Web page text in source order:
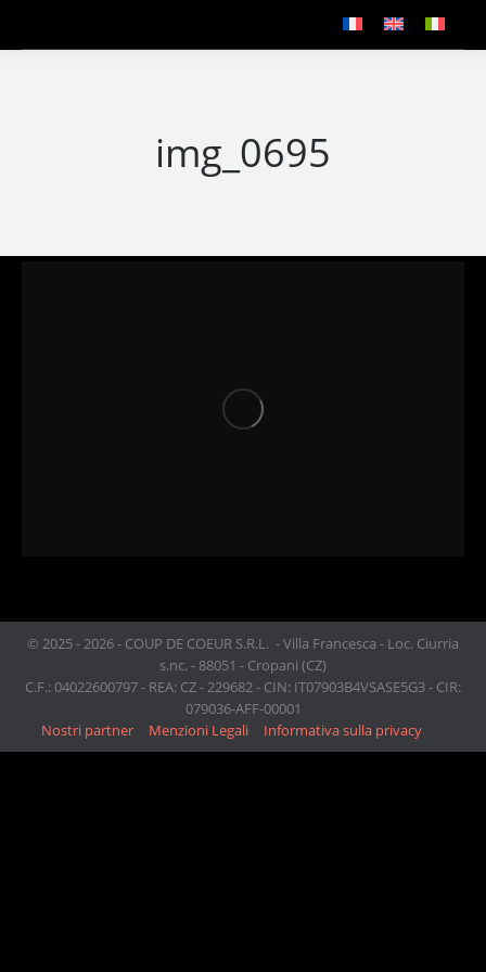
img_0695
© 2025 - 2026 - COUP DE COEUR S.R.L. - Villa Francesca - Loc. Ciurria
s.nc. - 88051 - Cropani (CZ)
C.F.: 04022600797 - REA: CZ - 229682 - CIN: IT07903B4VSASE5G3 - CIR:
079036-AFF-00001
Nostri partner
Menzioni Legali Informativa sulla privacy